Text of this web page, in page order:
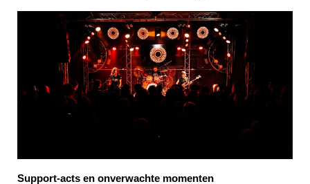
Support-acts en onverwachte momenten